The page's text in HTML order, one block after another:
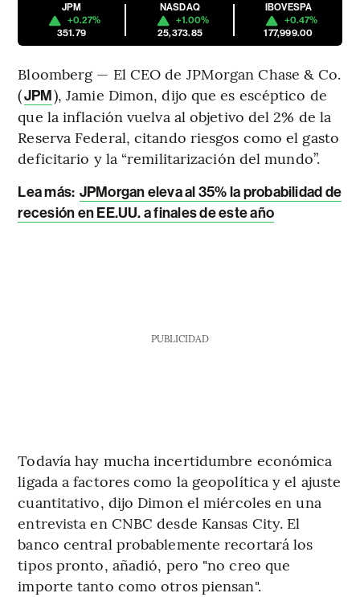
JPM
+0.27%
351.79
NASDAQ
+1.00%
25,373.85
IBOVESPA
+0.47%
177,999.00
Bloomberg — El CEO de JPMorgan Chase & Co.
(JPM), Jamie Dimon, dijo que es escéptico de
que la inflación vuelva al objetivo del 2% de la
Reserva Federal, citando riesgos como el gasto
deficitario y la “remilitarización del mundo”.
Lea más: JPMorgan eleva al 35% la probabilidad de
recesión en EE.UU. a finales de este año
PUBLICIDAD
Todavía hay mucha incertidumbre económica
ligada a factores como la geopolítica y el ajuste
cuantitativo, dijo Dimon el miércoles en una
entrevista en CNBC desde Kansas City. El
banco central probablemente recortará los
tipos pronto, añadió, pero "no creo que
importe tanto como otros piensan".